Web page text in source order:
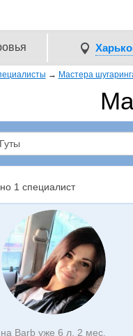
→ Мастера
1 специалист
на Barb уже 6 л. 2 мес.